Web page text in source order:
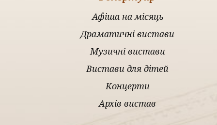
Афіша на місяць
Драматичні вистави
Музичні вистави
Вистави для дітей
Концерти
Архів вистав